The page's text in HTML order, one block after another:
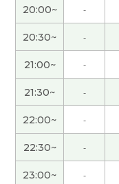
単語の使い方や
した。ただ中国
た。
谢谢您。我要加油
谢谢您。我要加油
谢谢您。我要加油！
20:00~ -
20:30~ -
21:00~ -
21:30~ -
22:00~ -
22:30~ -
23:00~ -